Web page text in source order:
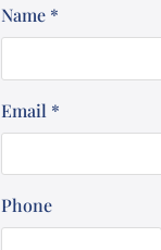
Name *
Email *
Phone